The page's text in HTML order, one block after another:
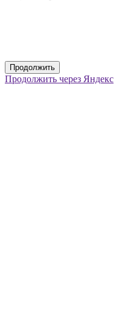
Продолжить
Продолжить через Яндекс